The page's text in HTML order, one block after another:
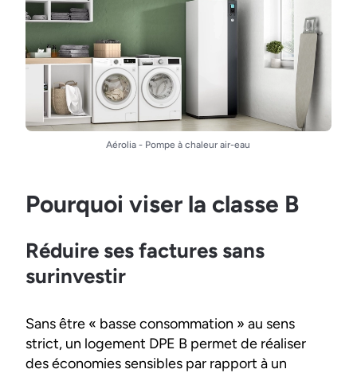
Aérolia - Pompe à chaleur air-eau
Pourquoi viser la classe B
Réduire ses factures sans
surinvestir
Sans être « basse consommation » au sens
strict, un logement DPE B permet de réaliser
des économies sensibles par rapport à un